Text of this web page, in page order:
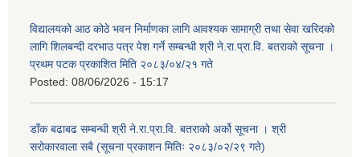
विद्यालयको आठ कोठे भवन निर्माणका लागि आवश्यक सामाग्री तथा सेवा खरिदको
लागि शिलबन्दी दरभाउ पत्र पेश गर्ने सम्बन्धी श्री ने.रा.प्रा.वि. बतराको सूचना ।
प्रथम पटक प्रकाशित मिति २०८३/०४/२१ गते
Posted: 08/06/2026 - 15:17
डाँक बढाबढ सम्बन्धी श्री ने.रा.प्रा.वि. बतराको अर्को सूचना । श्री
सरोकारवाला सबै (सूचना प्रकाशन मितिः २०८३/०२/२९ गते)